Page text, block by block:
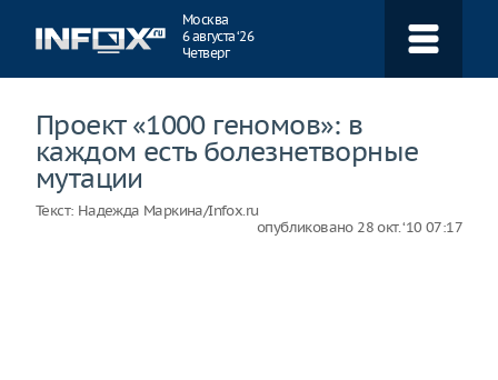
Москва
6 августа ‘26
Четверг
Проект «1000 геномов»: в
каждом есть болезнетворные
мутации
Текст: Надежда Маркина/Infox.ru
опубликовано 28 окт. ‘10 07:17